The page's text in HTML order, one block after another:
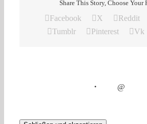
Share This Story, Choose Your
Facebook X Reddit
Tumblr
Pinterest Vk
・ @